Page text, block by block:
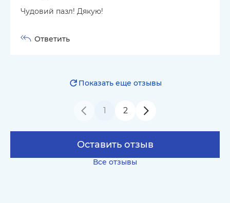
Чудовий пазл! Дякую!
Ответить
Все отзывы
Оставить отзыв
Показать еще отзывы
1 2